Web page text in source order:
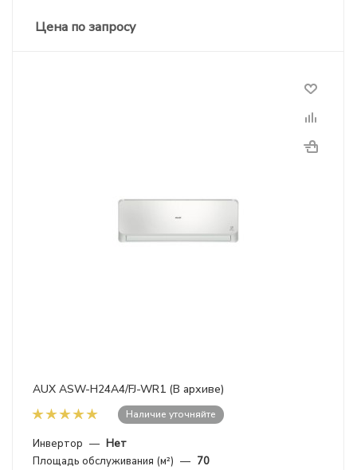
Цена по запросу
AUX ASW-H24A4/FJ-WR1 (В архиве)
Наличие уточняйте
Инвертор — Нет
Площадь обслуживания (м²) — 70